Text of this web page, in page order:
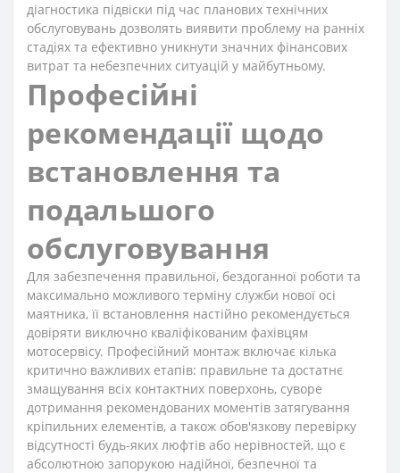
діагностика підвіски під час планових технічних
обслуговувань дозволять виявити проблему на ранніх
стадіях та ефективно уникнути значних фінансових
витрат та небезпечних ситуацій у майбутньому.
Професійні
рекомендації щодо
встановлення та
подальшого
обслуговування
Для забезпечення правильної, бездоганної роботи та
максимально можливого терміну служби нової осі
маятника, її встановлення настійно рекомендується
довіряти виключно кваліфікованим фахівцям
мотосервісу. Професійний монтаж включає кілька
критично важливих етапів: правильне та достатнє
змащування всіх контактних поверхонь, суворе
дотримання рекомендованих моментів затягування
кріпильних елементів, а також обов'язкову перевірку
відсутності будь-яких люфтів або нерівностей, що є
абсолютною запорукою надійної, безпечної та